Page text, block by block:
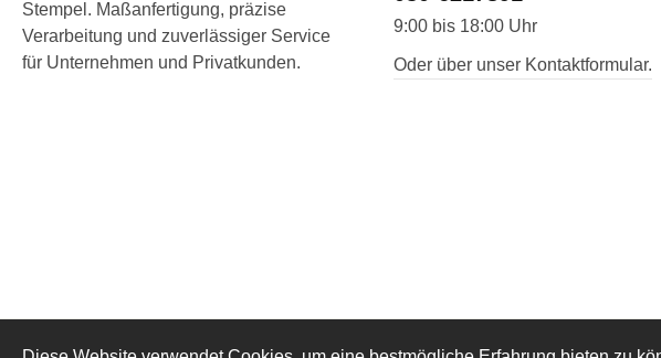
Stempel. Maßanfertigung, präzise
Verarbeitung und zuverlässiger Service
für Unternehmen und Privatkunden.
9:00 bis 18:00 Uhr
Oder über unser Kontaktformular.